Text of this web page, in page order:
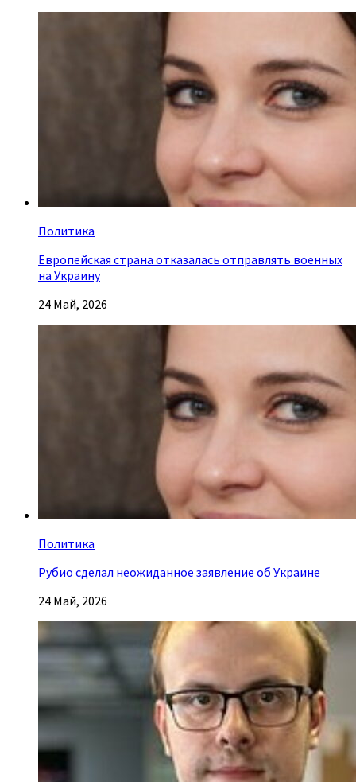
Политика
Европейская страна отказалась отправлять военных
на Украину
24 Май, 2026
Политика
Рубио сделал неожиданное заявление об Украине
24 Май, 2026